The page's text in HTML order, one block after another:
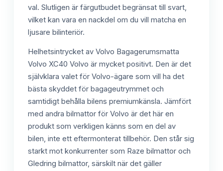
val. Slutligen är färgutbudet begränsat till svart,
vilket kan vara en nackdel om du vill matcha en
ljusare bilinteriör.
Helhetsintrycket av Volvo Bagagerumsmatta
Volvo XC40 Volvo är mycket positivt. Den är det
självklara valet för Volvo-ägare som vill ha det
bästa skyddet för bagageutrymmet och
samtidigt behålla bilens premiumkänsla. Jämfört
med andra bilmattor för Volvo är det här en
produkt som verkligen känns som en del av
bilen, inte ett eftermonterat tillbehör. Den står sig
starkt mot konkurrenter som Raze bilmattor och
Gledring bilmattor, särskilt när det gäller